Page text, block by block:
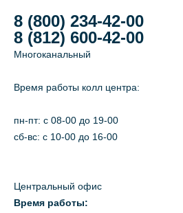
8 (800) 234-42-00
8 (812) 600-42-00
Многоканальный
Время работы колл центра:
пн-пт: c 08-00 до 19-00
сб-вс: с 10-00 до 16-00
Центральный офис
Время работы: